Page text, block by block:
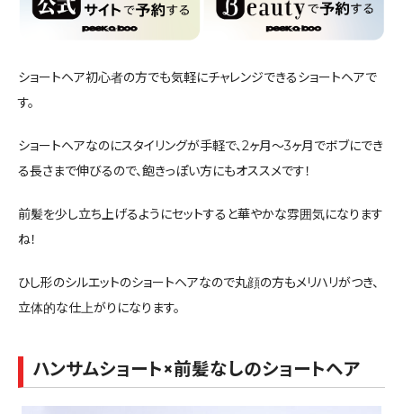
ショートヘア初心者の方でも気軽にチャレンジできるショートヘアで
す。
ショートヘアなのにスタイリングが手軽で、2ヶ月〜3ヶ月でボブにでき
る長さまで伸びるので、飽きっぽい方にもオススメです！
前髪を少し立ち上げるようにセットすると華やかな雰囲気になります
ね！
ひし形のシルエットのショートヘアなので丸顔の方もメリハリがつき、
立体的な仕上がりになります。
ハンサムショート×前髪なしのショートヘア